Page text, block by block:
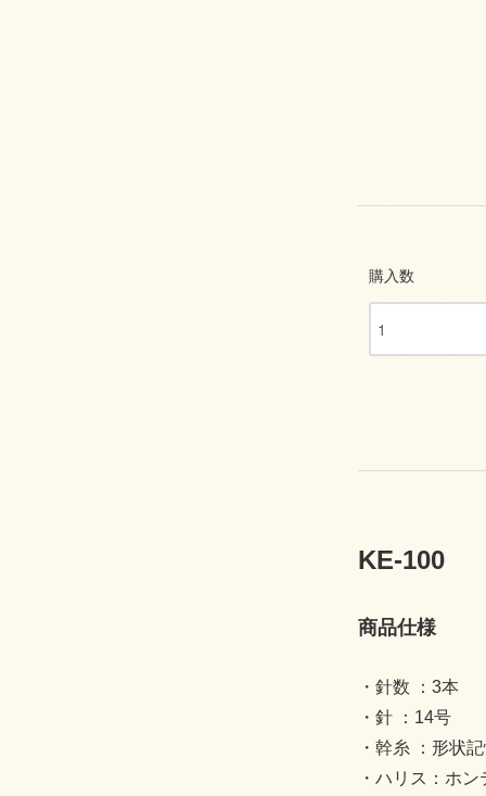
購入数
KE-100
商品仕様
・針数 ：3本
・針 ：14号
・幹糸 ：形状
・ハリス：ホ